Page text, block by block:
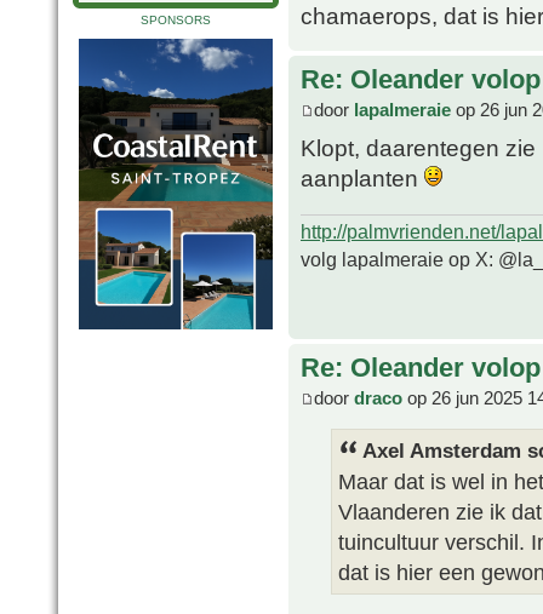
SPONSORS
chamaerops, dat is
Re: Oleander
door lapalmeraie op 26 jun
Klopt, daarentegen
aanplanten
http://palmvrienden.net/
volg lapalmeraie op X:
Re: Oleander
door draco op 26 jun 2025
Axel Amsterdam
Maar dat is wel in
Vlaanderen zie ik
tuincultuur verschil.
dat is hier een